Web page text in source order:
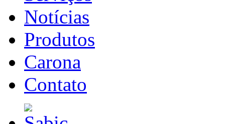
Notícias
Produtos
Carona
Contato